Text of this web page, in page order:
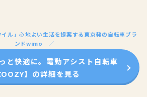
ル」心地よい生活を提案する東京発の自転車ブラ
ンドwimo
と快適に。電動アシスト自転車
】の詳細を見る